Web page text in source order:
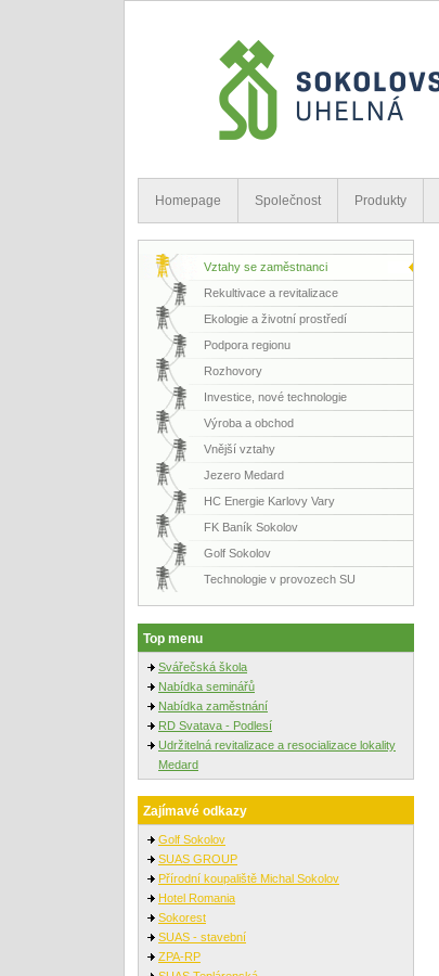
Homepage Společnost Produkty
Vztahy se zaměstnanci
Rekultivace a revitalizace
Ekologie a životní prostředí
Podpora regionu
Rozhovory
Investice, nové technologie
Výroba a obchod
Vnější vztahy
Jezero Medard
HC Energie Karlovy Vary
FK Baník Sokolov
Golf Sokolov
Technologie v provozech SU
Top menu
Svářečská škola
Nabídka seminářů
Nabídka zaměstnání
RD Svatava - Podlesí
Udržitelná revitalizace a resocializace lokality
Medard
Zajímavé odkazy
Golf Sokolov
SUAS GROUP
Přírodní koupaliště Michal Sokolov
Hotel Romania
Sokorest
SUAS - stavební
ZPA-RP